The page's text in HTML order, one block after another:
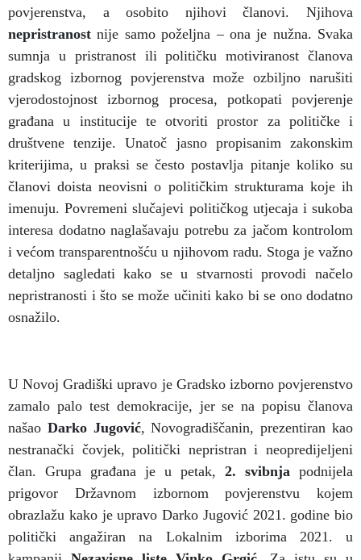
povjerenstva, a osobito njihovi članovi. Njihova
nepristranost nije samo poželjna – ona je nužna. Svaka
sumnja u pristranost ili političku motiviranost članova
gradskog izbornog povjerenstva može ozbiljno narušiti
vjerodostojnost izbornog procesa, potkopati povjerenje
građana u institucije te otvoriti prostor za političke i
društvene tenzije. Unatoč jasno propisanim zakonskim
kriterijima, u praksi se često postavlja pitanje koliko su
članovi doista neovisni o političkim strukturama koje ih
imenuju. Povremeni slučajevi političkog utjecaja i sukoba
interesa dodatno naglašavaju potrebu za jačom kontrolom
i većom transparentnošću u njihovom radu. Stoga je važno
detaljno sagledati kako se u stvarnosti provodi načelo
nepristranosti i što se može učiniti kako bi se ono dodatno
osnažilo.
U Novoj Gradiški upravo je Gradsko izborno povjerenstvo
zamalo palo test demokracije, jer se na popisu članova
našao Darko Jugović, Novogradiščanin, prezentiran kao
nestranački čovjek, politički nepristran i neopredijeljeni
član. Grupa građana je u petak, 2. svibnja podnijela
prigovor Državnom izbornom povjerenstvu kojem
obrazlažu kako je upravo Darko Jugović 2021. godine bio
politički angažiran na Lokalnim izborima 2021. u